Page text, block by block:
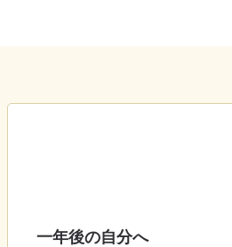
一年後の自分へ